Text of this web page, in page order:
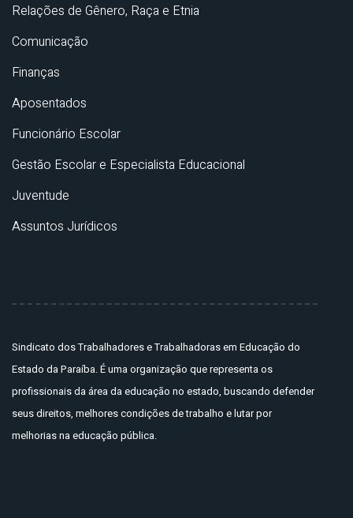
Relações de Gênero, Raça e Etnia
Comunicação
Finanças
Aposentados
Funcionário Escolar
Gestão Escolar e Especialista Educacional
Juventude
Assuntos Jurídicos
Sindicato dos Trabalhadores e Trabalhadoras em Educação do
Estado da Paraíba. É uma organização que representa os
profissionais da área da educação no estado, buscando defender
seus direitos, melhores condições de trabalho e lutar por
melhorias na educação pública.